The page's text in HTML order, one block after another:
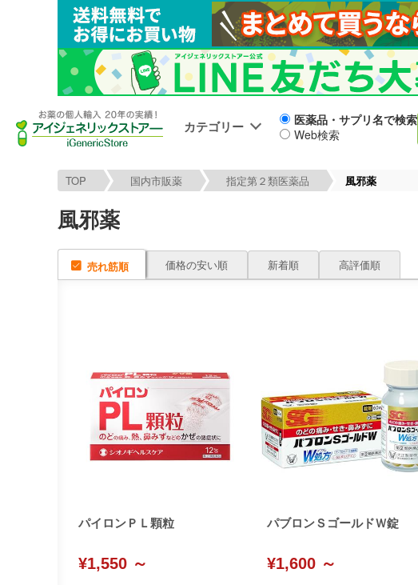
カテゴリー
医薬品・サプリ名で検索
Web検索
TOP 国内市販薬 指定第２類医薬品 風邪薬
風邪薬
売れ筋順 価格の安い順 新着順 高評価順
パイロンＰＬ顆粒
¥1,550 ～
パブロンＳゴールドＷ錠
¥1,600 ～